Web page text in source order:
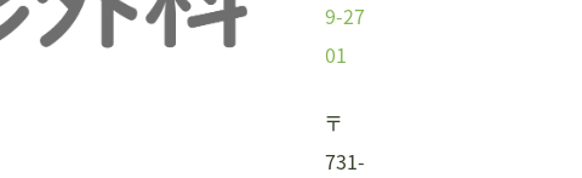
9-27
01
〒
731-